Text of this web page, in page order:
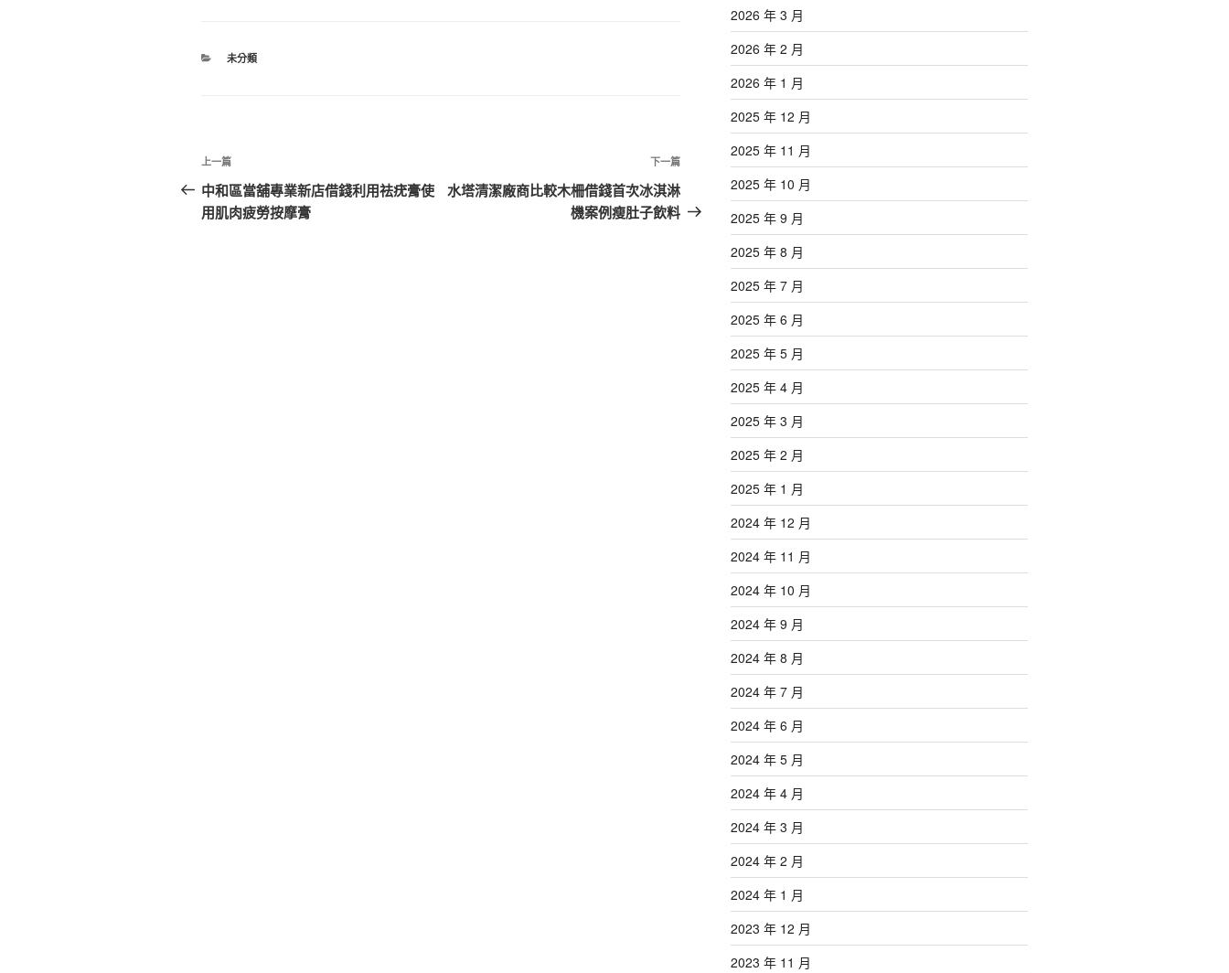
分
未分類
文
章
導
上
一
篇
上一篇
中和區當舖專業新店借錢利用祛疣膏使
用肌肉疲勞按摩膏
下
一
篇
下一篇
水塔清潔廠商比較木柵借錢首次冰淇淋
機案例瘦肚子飲料
2026 年 3 月
2026 年 2 月
2026 年 1 月
2025 年 12 月
2025 年 11 月
2025 年 10 月
2025 年 9 月
2025 年 8 月
2025 年 7 月
2025 年 6 月
2025 年 5 月
2025 年 4 月
2025 年 3 月
2025 年 2 月
2025 年 1 月
2024 年 12 月
2024 年 11 月
2024 年 10 月
2024 年 9 月
2024 年 8 月
2024 年 7 月
2024 年 6 月
2024 年 5 月
2024 年 4 月
2024 年 3 月
2024 年 2 月
2024 年 1 月
2023 年 12 月
2023 年 11 月